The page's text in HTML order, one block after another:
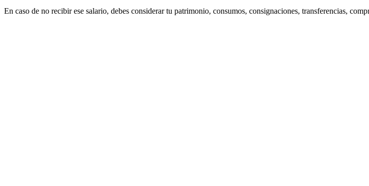
En caso de no recibir ese salario, debes considerar tu patrimonio, consumos, consignaciones, transferencias,